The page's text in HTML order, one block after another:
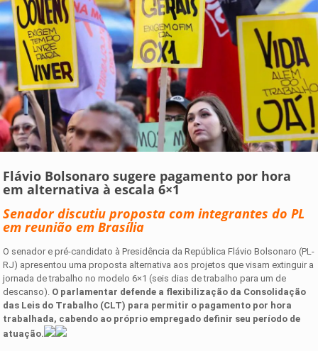
Flávio Bolsonaro sugere pagamento por hora
em alternativa à escala 6×1
Senador discutiu proposta com integrantes do PL
em reunião em Brasília
O senador e pré-candidato à Presidência da República Flávio Bolsonaro (PL-
RJ) apresentou uma proposta alternativa aos projetos que visam extinguir a
jornada de trabalho no modelo 6×1 (seis dias de trabalho para um de
descanso). O parlamentar defende a flexibilização da Consolidação
das Leis do Trabalho (CLT) para permitir o pagamento por hora
trabalhada, cabendo ao próprio empregado definir seu período de
atuação.